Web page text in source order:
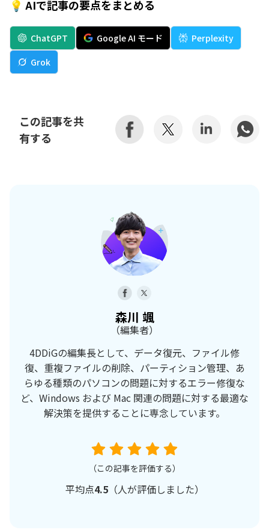
💡 AIで記事の要点をまとめる
ChatGPT Google AI モード
Perplexity
Grok
この記事を共
有する
森川 颯
（編集者）
4DDiGの編集長として、データ復元、ファイル修
復、重複ファイルの削除、パーティション管理、あ
らゆる種類のパソコンの問題に対するエラー修復な
ど、Windows および Mac 関連の問題に対する最適な
解決策を提供することに専念しています。
（この記事を評価する）
平均点4.5（人が評価しました）